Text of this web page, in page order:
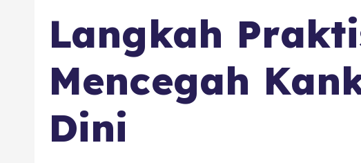
Langkah
Mencegah
Dini